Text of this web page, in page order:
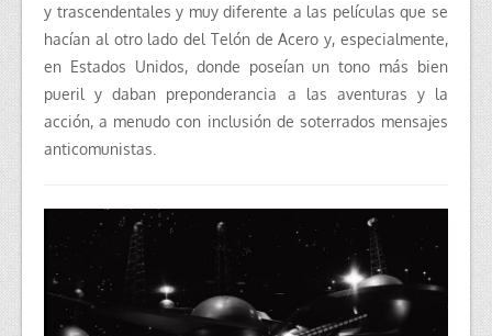
y trascendentales y muy diferente a las películas que se
hacían al otro lado del Telón de Acero y, especialmente,
en Estados Unidos, donde poseían un tono más bien
pueril y daban preponderancia a las aventuras y la
acción, a menudo con inclusión de soterrados mensajes
anticomunistas.